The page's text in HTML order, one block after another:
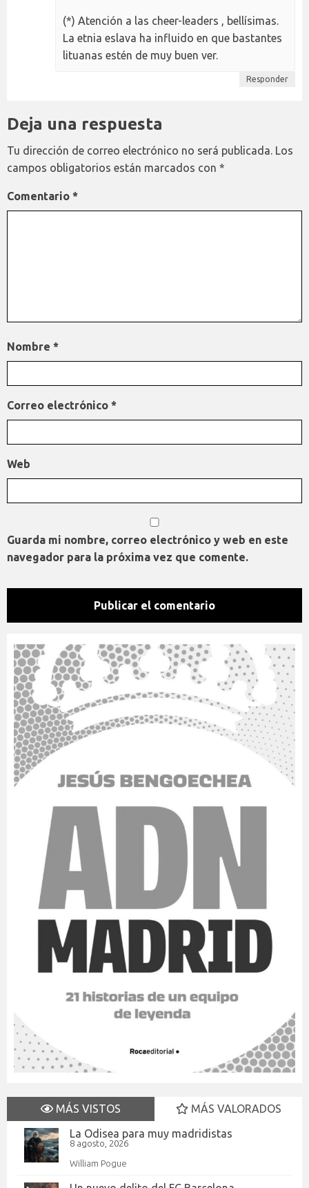
(*) Atención a las cheer-leaders , bellísimas.
La etnia eslava ha influido en que bastantes
lituanas estén de muy buen ver.
Responder
Deja una respuesta
Tu dirección de correo electrónico no será publicada. Los
campos obligatorios están marcados con *
Comentario *
Nombre *
Correo electrónico *
Web
Guarda mi nombre, correo electrónico y web en este
navegador para la próxima vez que comente.
MÁS VISTOS
MÁS VALORADOS
La Odisea para muy madridistas
8 agosto, 2026
William Pogue